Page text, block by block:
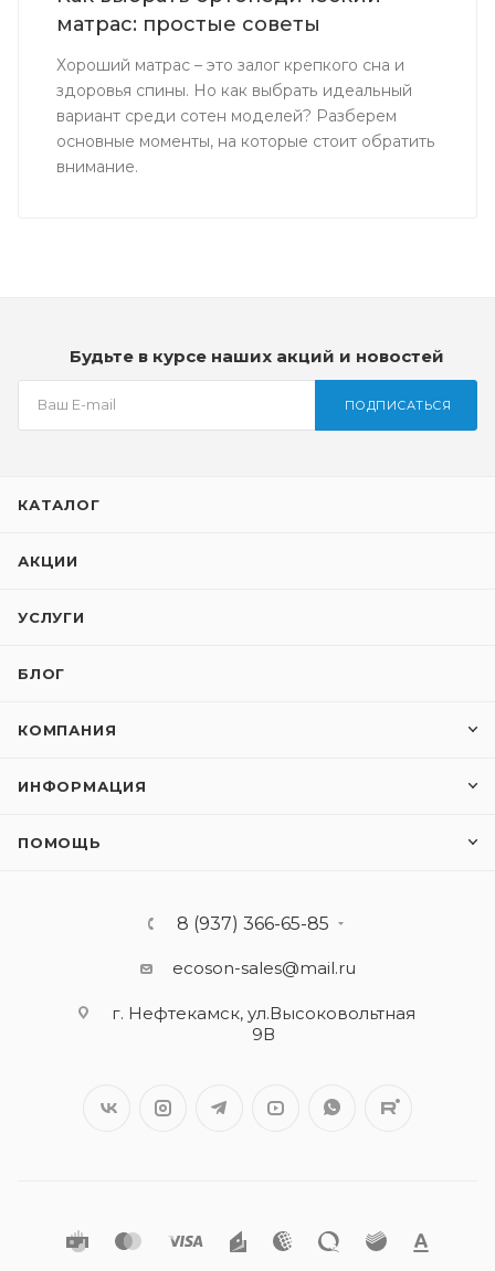
матрас: простые советы
Хороший матрас – это залог крепкого сна и
здоровья спины. Но как выбрать идеальный
вариант среди сотен моделей? Разберем
основные моменты, на которые стоит обратить
внимание.
Будьте в курсе наших акций и новостей
ПОДПИСАТЬСЯ
КАТАЛОГ
АКЦИИ
УСЛУГИ
БЛОГ
КОМПАНИЯ
ИНФОРМАЦИЯ
ПОМОЩЬ
8 (937) 366-65-85
ecoson-sales@mail.ru
г. Нефтекамск, ул.Высоковольтная
9В